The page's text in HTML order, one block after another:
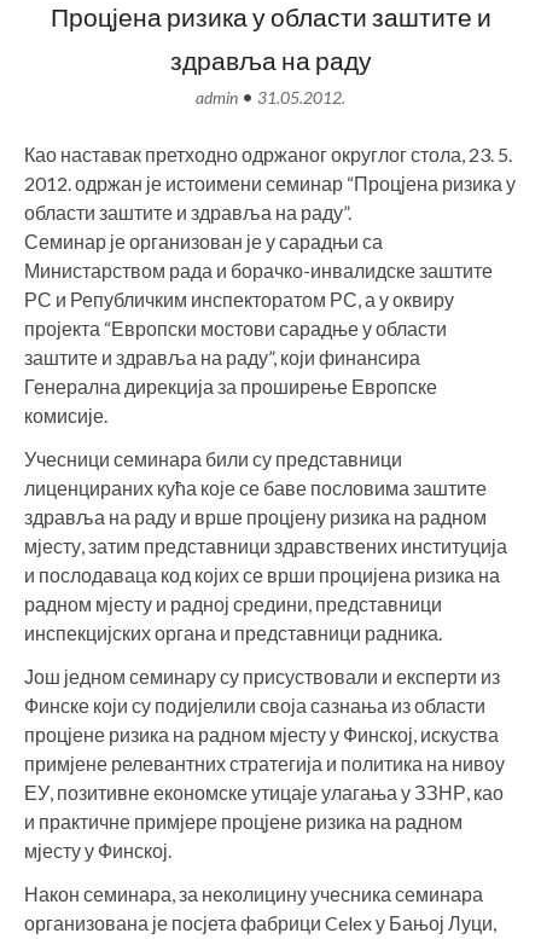
Процјена ризика у области заштите и
здравља на раду
admin • 31.05.2012.
Као наставак претходно одржаног округлог стола, 23. 5.
2012. одржан је истоимени семинар “Процјена ризика у
области заштите и здравља на раду”.
Семинар је организован је у сарадњи са
Министарством рада и борачко-инвалидске заштите
РС и Републичким инспекторатом РС, а у оквиру
пројекта “Европски мостови сарадње у области
заштите и здравља на раду”, који финансира
Генерална дирекција за проширење Европске
комисије.
Учесници семинара били су представници
лиценцираних кућа које се баве пословима заштите
здравља на раду и врше процјену ризика на радном
мјесту, затим представници здравствених институција
и послодаваца код којих се врши процијена ризика на
радном мјесту и радној средини, представници
инспекцијских органа и представници радника.
Још једном семинару су присуствовали и експерти из
Финске који су подијелили своја сазнања из области
процјене ризика на радном мјесту у Финској, искуства
примјене релевантних стратегија и политика на нивоу
ЕУ, позитивне економске утицаје улагања у ЗЗНР, као
и практичне примјере процјене ризика на радном
мјесту у Финској.
Након семинара, за неколицину учесника семинара
организована је посјета фабрици Celex у Бањој Луци,